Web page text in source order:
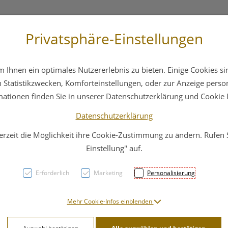
Hautpflege Familie Nahrungsergänzung
Gall
PZN: 5633477
Privatsphäre-Einstellungen
Ihnen ein optimales Nutzererlebnis zu bieten. Einige Cookies
Komforteinstellungen, oder zur Anzeige
finden Sie in unserer Datenschutzerklärung und Cookie
Datenschutzerklärung
die Möglichkeit ihre Cookie-Zustimmung zu ändern. Rufen
Einstellung" auf.
Erforderlich Marketing Personalisierung
Mehr Cookie-Infos einblenden